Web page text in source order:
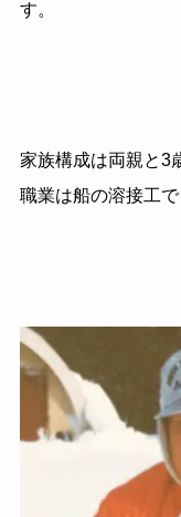
す。
家族構成は両親と3
職業は船の溶接工で